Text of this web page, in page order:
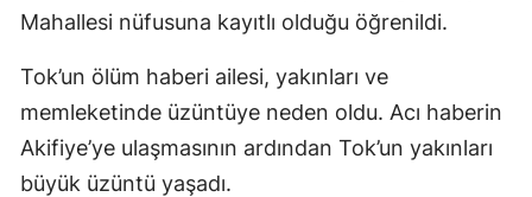
Mahallesi nüfusuna kayıtlı olduğu öğrenildi.
Tok’un ölüm haberi ailesi, yakınları ve
memleketinde üzüntüye neden oldu. Acı haberin
Akifiye’ye ulaşmasının ardından Tok’un yakınları
büyük üzüntü yaşadı.